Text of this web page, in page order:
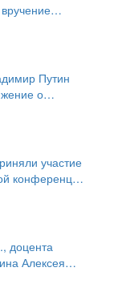
Путин
о
и трудовых
участие
конференции
доцента
Алексея